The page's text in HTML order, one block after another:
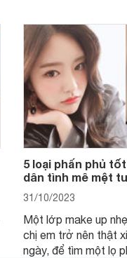
gội, xả, trang bị cả
mà vẫn chưa cải
5 loại phấn phủ
dân tình mê mệt
31/10/2023
Một lớp make up
chị em trở nên thật
ngày, để tìm một lọ